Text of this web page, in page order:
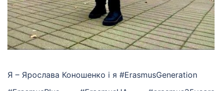
Я – Ярослава Коношенко і я #ErasmusGeneration